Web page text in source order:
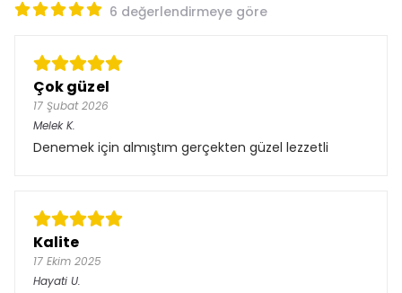
6 değerlendirmeye göre
Çok güzel
17 Şubat 2026
Melek K.
Denemek için almıştım gerçekten güzel lezzetli
Kalite
17 Ekim 2025
Hayati U.